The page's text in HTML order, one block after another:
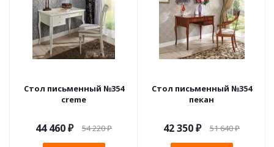
Стол письменный №354
creme
44 460₽ 54 220₽
Стол письменный №354
пекан
42 350₽ 51 640₽